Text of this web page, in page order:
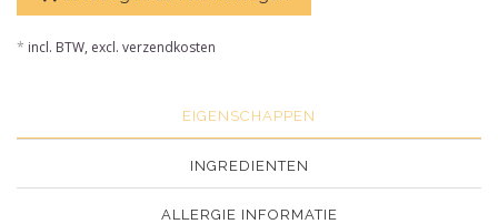
* incl. BTW, excl. verzendkosten
EIGENSCHAPPEN
INGREDIENTEN
ALLERGIE INFORMATIE